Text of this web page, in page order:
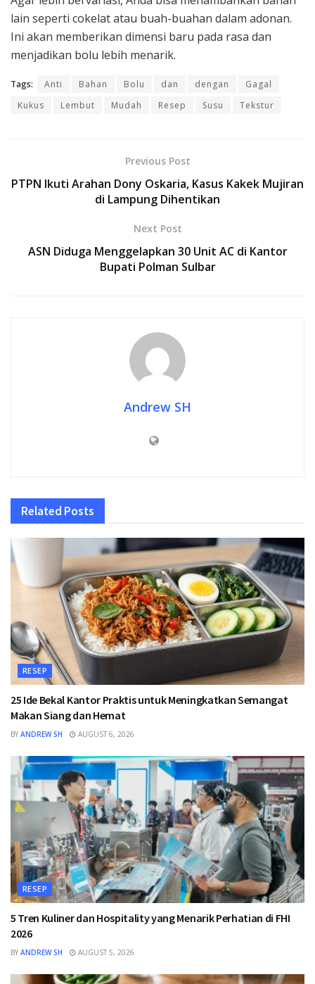
lain seperti cokelat atau buah-buahan dalam adonan.
Ini akan memberikan dimensi baru pada rasa dan
menjadikan bolu lebih menarik.
Tags: Anti Bahan Bolu dan dengan
Gagal
Kukus
Lembut Mudah Resep Susu Tekstur
Previous Post
PTPN Ikuti Arahan Dony Oskaria, Kasus Kakek Mujiran
di Lampung Dihentikan
Next Post
ASN Diduga Menggelapkan 30 Unit AC di Kantor
Bupati Polman Sulbar
Andrew SH
Related Posts
RESEP
25 Ide Bekal Kantor Praktis untuk Meningkatkan Semangat
Makan Siang dan Hemat
BY ANDREW SH AUGUST 6, 2026
RESEP
5 Tren Kuliner dan Hospitality yang Menarik Perhatian di FHI
2026
BY ANDREW SH AUGUST 5, 2026